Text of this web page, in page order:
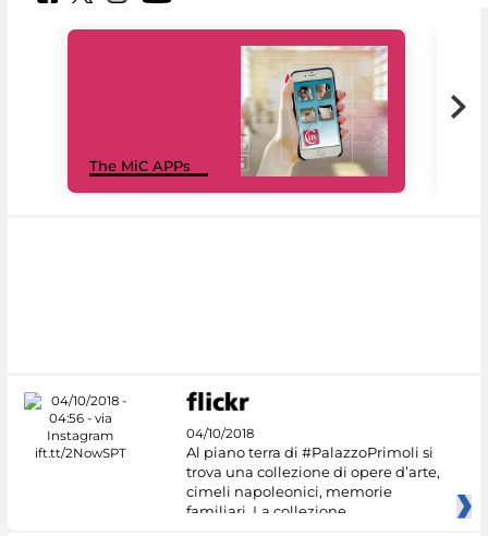
The MiC APPs
04/10/2018
Al piano terra di #PalazzoPrimoli si
trova una collezione di opere d’arte,
cimeli napoleonici, memorie
familiari. La collezione